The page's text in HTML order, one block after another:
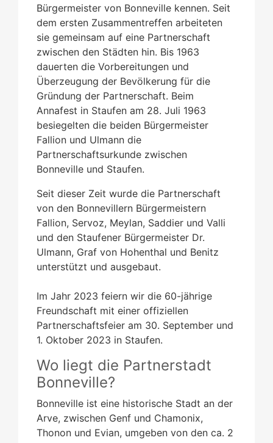
Bürgermeister von Bonneville kennen. Seit
dem ersten Zusammentreffen arbeiteten
sie gemeinsam auf eine Partnerschaft
zwischen den Städten hin. Bis 1963
dauerten die Vorbereitungen und
Überzeugung der Bevölkerung für die
Gründung der Partnerschaft. Beim
Annafest in Staufen am 28. Juli 1963
besiegelten die beiden Bürgermeister
Fallion und Ulmann die
Partnerschaftsurkunde zwischen
Bonneville und Staufen.
Seit dieser Zeit wurde die Partnerschaft
von den Bonnevillern Bürgermeistern
Fallion, Servoz, Meylan, Saddier und Valli
und den Staufener Bürgermeister Dr.
Ulmann, Graf von Hohenthal und Benitz
unterstützt und ausgebaut.
Im Jahr 2023 feiern wir die 60-jährige
Freundschaft mit einer offiziellen
Partnerschaftsfeier am 30. September und
1. Oktober 2023 in Staufen.
Wo liegt die Partnerstadt
Bonneville?
Bonneville ist eine historische Stadt an der
Arve, zwischen Genf und Chamonix,
Thonon und Evian, umgeben von den ca. 2